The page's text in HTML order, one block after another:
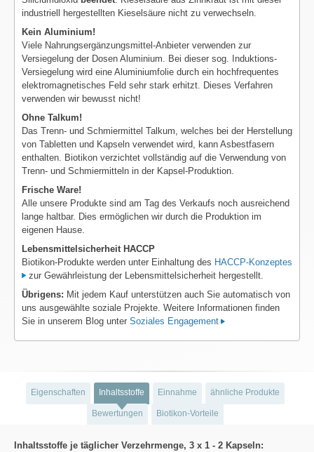
industriell hergestellten Kieselsäure nicht zu verwechseln.
Kein Aluminium!
Viele Nahrungsergänzungsmittel-Anbieter verwenden zur
Versiegelung der Dosen Aluminium. Bei dieser sog. Induktions-
Versiegelung wird eine Aluminiumfolie durch ein hochfrequentes
elektromagnetisches Feld sehr stark erhitzt. Dieses Verfahren
verwenden wir bewusst nicht!
Ohne Talkum!
Das Trenn- und Schmiermittel Talkum, welches bei der Herstellung
von Tabletten und Kapseln verwendet wird, kann Asbestfasern
enthalten. Biotikon verzichtet vollständig auf die Verwendung von
Trenn- und Schmiermitteln in der Kapsel-Produktion.
Frische Ware!
Alle unsere Produkte sind am Tag des Verkaufs noch ausreichend
lange haltbar. Dies ermöglichen wir durch die Produktion im
eigenen Hause.
Lebensmittelsicherheit HACCP
Biotikon-Produkte werden unter Einhaltung des HACCP-Konzeptes
zur Gewährleistung der Lebensmittelsicherheit hergestellt.
Übrigens: Mit jedem Kauf unterstützen auch Sie automatisch von
uns ausgewählte soziale Projekte. Weitere Informationen finden
Sie in unserem Blog unter Soziales Engagement
Eigenschaften Inhaltsstoffe Einnahme ähnliche Produkte
Bewertungen Biotikon-Vorteile
Inhaltsstoffe je täglicher Verzehrmenge, 3 x 1 - 2 Kapseln: